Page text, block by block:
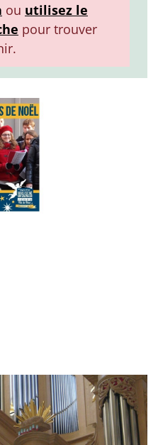
ou utilisez le
pour trouver